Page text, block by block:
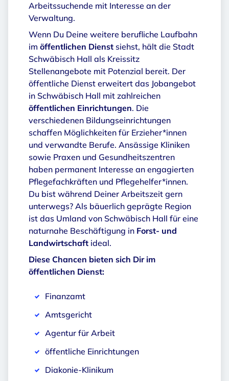
Arbeitssuchende mit Interesse an der
Verwaltung.
Wenn Du Deine weitere berufliche Laufbahn
im öffentlichen Dienst siehst, hält die Stadt
Schwäbisch Hall als Kreissitz
Stellenangebote mit Potenzial bereit. Der
öffentliche Dienst erweitert das Jobangebot
in Schwäbisch Hall mit zahlreichen
öffentlichen Einrichtungen. Die
verschiedenen Bildungseinrichtungen
schaffen Möglichkeiten für Erzieher*innen
und verwandte Berufe. Ansässige Kliniken
sowie Praxen und Gesundheitszentren
haben permanent Interesse an engagierten
Pflegefachkräften und Pflegehelfer*innen.
Du bist während Deiner Arbeitszeit gern
unterwegs? Als bäuerlich geprägte Region
ist das Umland von Schwäbisch Hall für eine
naturnahe Beschäftigung in Forst- und
Landwirtschaft ideal.
Diese Chancen bieten sich Dir im
öffentlichen Dienst:
Finanzamt
Amtsgericht
Agentur für Arbeit
öffentliche Einrichtungen
Diakonie-Klinikum